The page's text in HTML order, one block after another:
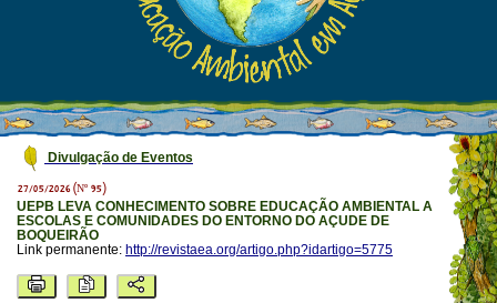
Divulgação de Eventos
27/05/2026 (Nº 95)
UEPB LEVA CONHECIMENTO SOBRE EDUCAÇÃO AMBIENTAL A
ESCOLAS E COMUNIDADES DO ENTORNO DO AÇUDE DE
BOQUEIRÃO
Link permanente: http://revistaea.org/artigo.php?idartigo=5775